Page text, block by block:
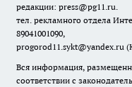
редакции: press@pg11.ru.
тел. рекламного отдела
89041001090,
progorod11.sykt@yandex.ru
Вся информация,
соответствии с